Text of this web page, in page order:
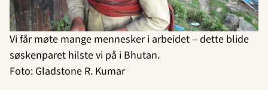
Vi får møte mange mennesker i arbeidet – dette blide
søskenparet hilste vi på i Bhutan.
Foto: Gladstone R. Kumar